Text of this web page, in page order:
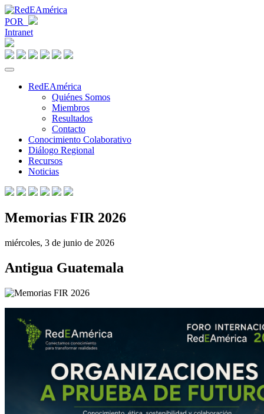
POR
Intranet
RedEAmérica
Quiénes Somos
Miembros
Resultados
Contacto
Conocimiento Colaborativo
Diálogo Regional
Recursos
Noticias
Memorias FIR 2026
miércoles, 3 de junio de 2026
Antigua Guatemala